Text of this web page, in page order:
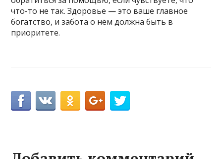
что-то не так. Здоровье — это ваше главное
богатство, и забота о нём должна быть в
приоритете.